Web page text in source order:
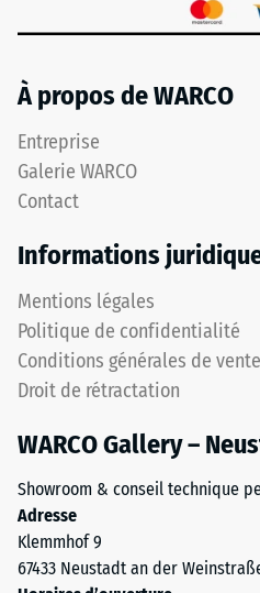
À propos de WARCO
Entreprise
Galerie WARCO
Contact
Informations
Mentions légales
Politique de confidentialité
Conditions générales de vente
Droit de rétractation
WARCO Gallery –
Showroom & conseil technique
Adresse
Klemmhof 9
67433 Neustadt an der